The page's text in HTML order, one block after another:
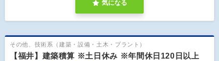
気になる
その他、技術系（建築・設備・土木・プラント）
【福井】建築積算 ※土日休み ※年間休日120日以上